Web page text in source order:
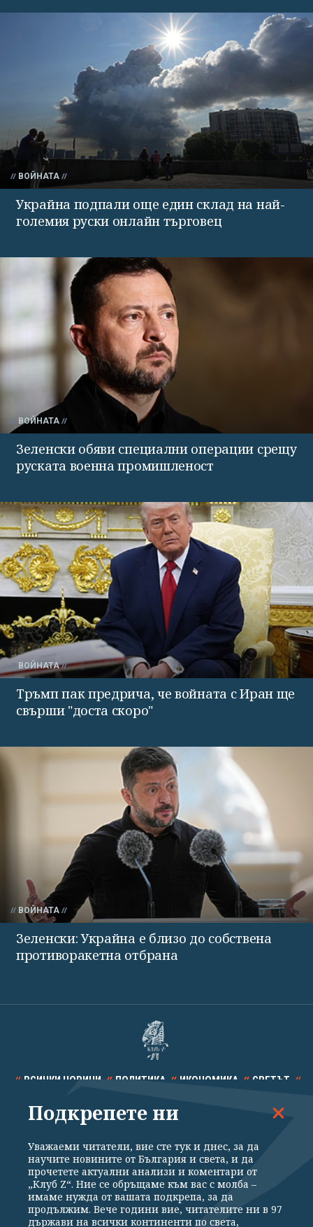
ВОЙНАТА
Украйна подпали още един склад на най-
големия руски онлайн търговец
ВОЙНАТА
Зеленски обяви специални операции срещу
руската военна промишленост
ВОЙНАТА
Тръмп пак предрича, че войната с Иран ще
свърши "доста скоро"
ВОЙНАТА
Зеленски: Украйна е близо до собствена
противоракетна отбрана
ВСИЧКИ НОВИНИ ПОЛИТИКА ИКОНОМИКА СВЕТЪТ
СПОРТ КУЛТУРА ТЕХНОЛОГИИ КАЛЕЙДОСКОП
Общи условия Политика за поверителност
Подкрепете ни
Уважаеми читатели, вие сте тук и днес, за да
научите новините от България и света, и да
прочетете актуални анализи и коментари от
„Клуб Z“. Ние се обръщаме към вас с молба –
имаме нужда от вашата подкрепа, за да
продължим. Вече години вие, читателите ни в 97
държави на всички континенти по света,